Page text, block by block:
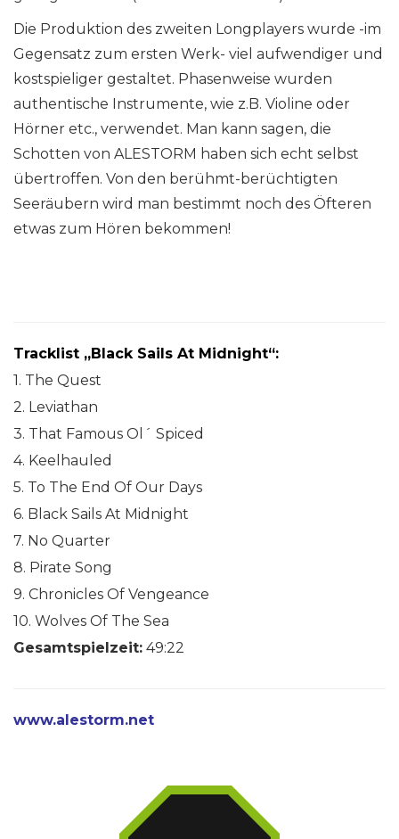
Die Produktion des zweiten Longplayers wurde -im
Gegensatz zum ersten Werk- viel aufwendiger und
kostspieliger gestaltet. Phasenweise wurden
authentische Instrumente, wie z.B. Violine oder
Hörner etc., verwendet. Man kann sagen, die
Schotten von ALESTORM haben sich echt selbst
übertroffen. Von den berühmt-berüchtigten
Seeräubern wird man bestimmt noch des Öfteren
etwas zum Hören bekommen!
Tracklist „Black Sails At Midnight“:
1. The Quest
2. Leviathan
3. That Famous Ol´ Spiced
4. Keelhauled
5. To The End Of Our Days
6. Black Sails At Midnight
7. No Quarter
8. Pirate Song
9. Chronicles Of Vengeance
10. Wolves Of The Sea
Gesamtspielzeit: 49:22
www.alestorm.net